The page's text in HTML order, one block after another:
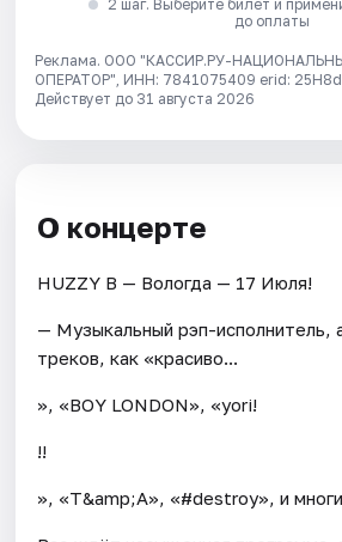
2 шаг. Выберите билет и
до оплаты
Реклама. ООО "КАССИР.РУ-
ОПЕРАТОР", ИНН: 7841075409 erid:
Действует до 31 августа 2026
О концерте
HUZZY B — Вологда — 17 Июля!
— Музыкальный рэп-исполнитель,
треков, как «красиво...
», «BOY LONDON», «yori!
!!
», «T&amp;A», «#destroy», и